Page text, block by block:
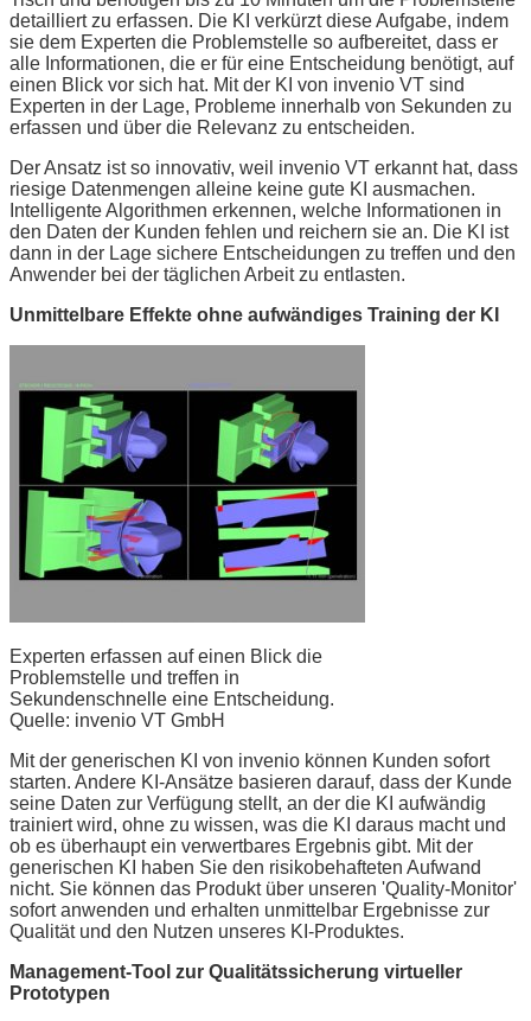
detailliert zu erfassen. Die KI verkürzt diese Aufgabe, indem
sie dem Experten die Problemstelle so aufbereitet, dass er
alle Informationen, die er für eine Entscheidung benötigt, auf
einen Blick vor sich hat. Mit der KI von invenio VT sind
Experten in der Lage, Probleme innerhalb von Sekunden zu
erfassen und über die Relevanz zu entscheiden.
Der Ansatz ist so innovativ, weil invenio VT erkannt hat, dass
riesige Datenmengen alleine keine gute KI ausmachen.
Intelligente Algorithmen erkennen, welche Informationen in
den Daten der Kunden fehlen und reichern sie an. Die KI ist
dann in der Lage sichere Entscheidungen zu treffen und den
Anwender bei der täglichen Arbeit zu entlasten.
Unmittelbare Effekte ohne aufwändiges Training der KI
Experten erfassen auf einen Blick die
Problemstelle und treffen in
Sekundenschnelle eine Entscheidung.
Quelle: invenio VT GmbH
Mit der generischen KI von invenio können Kunden sofort
starten. Andere KI-Ansätze basieren darauf, dass der Kunde
seine Daten zur Verfügung stellt, an der die KI aufwändig
trainiert wird, ohne zu wissen, was die KI daraus macht und
ob es überhaupt ein verwertbares Ergebnis gibt. Mit der
generischen KI haben Sie den risikobehafteten Aufwand
nicht. Sie können das Produkt über unseren 'Quality-Monitor'
sofort anwenden und erhalten unmittelbar Ergebnisse zur
Qualität und den Nutzen unseres KI-Produktes.
Management-Tool zur Qualitätssicherung virtueller
Prototypen